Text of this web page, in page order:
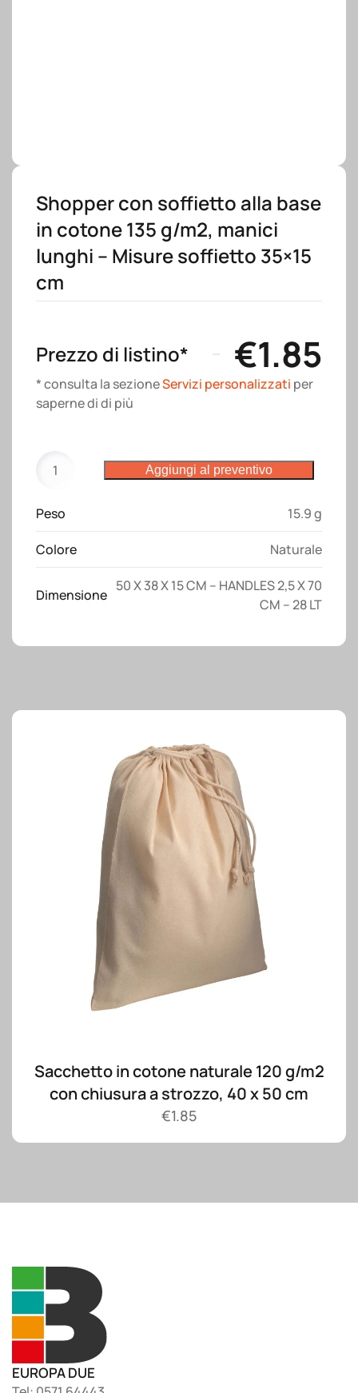
Shopper con soffietto alla base
in cotone 135 g/m2, manici
lunghi – Misure soffietto 35×15
cm
Prezzo di listino* €1.85
* consulta la sezioneServizi personalizzati per
saperne di di più
con
alla
base
in
135
lunghi
Aggiungi al preventivo
Peso 15.9 g
Colore Naturale
Dimensione
50 X 38 X 15 CM – HANDLES 2,5 X 70
CM – 28 LT
Sacchetto in cotone naturale 120 g/m2
con chiusura a strozzo, 40 x 50 cm
€1.85
EUROPA DUE